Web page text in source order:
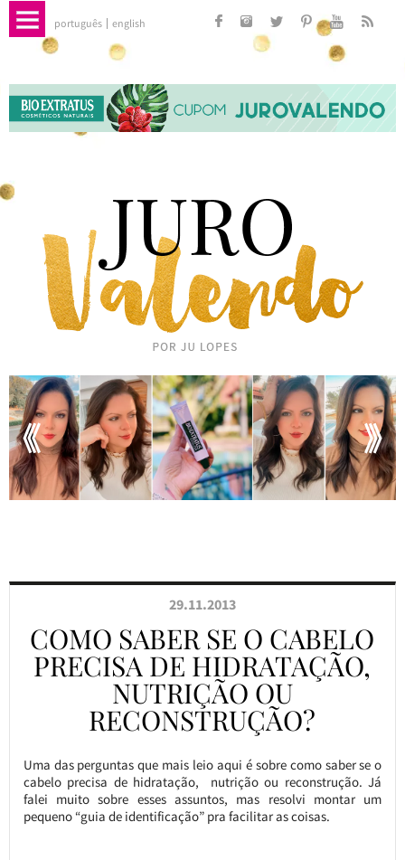
português english
29.11.2013
COMO SABER SE O CABELO
PRECISA DE HIDRATAÇÃO,
NUTRIÇÃO OU
RECONSTRUÇÃO?
Uma das perguntas que mais leio aqui é sobre como saber se o
cabelo precisa de hidratação, nutrição ou reconstrução. Já
falei muito sobre esses assuntos, mas resolvi montar um
pequeno “guia de identificação” pra facilitar as coisas.